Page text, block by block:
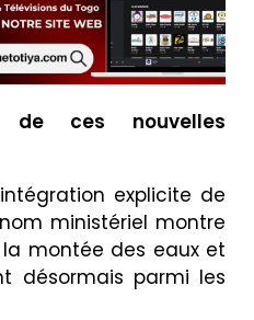
ces nouvelles
explicite de
ministériel montre
la montée des eaux et
désormais parmi les